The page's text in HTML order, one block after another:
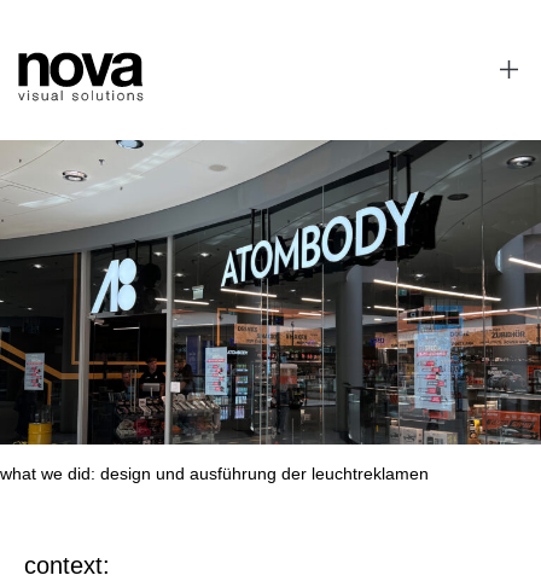
what we did: design und ausführung der leuchtreklamen
context: